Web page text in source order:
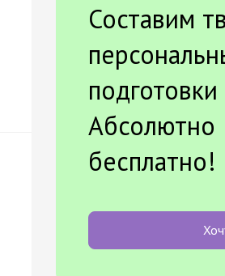
Составим
Абсолютно
бесплатно!